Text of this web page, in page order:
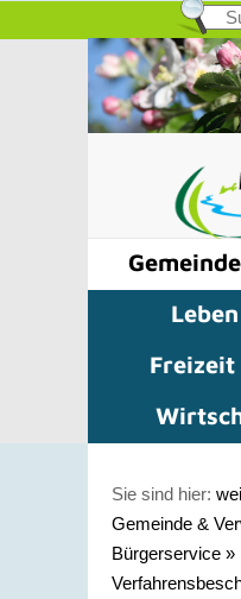
Freizeit
Sie sind hier:
Gemeinde &
Bürgerservice »